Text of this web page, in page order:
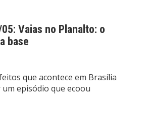
Vaias no Planalto: o
base
que acontece em Brasília
episódio que ecoou